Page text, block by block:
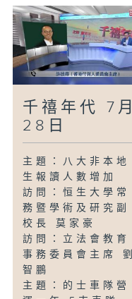
千禧年代 7月
28日
主題：八大非本地
生報讀人數增加
訪問：恒生大學常
務暨學術及研究副
校長 莫家豪
訪問：立法會教育
事務委員會主席 劉
智鵬
主題：的士車隊營